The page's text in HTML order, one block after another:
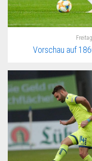
Freitag
Vorschau auf